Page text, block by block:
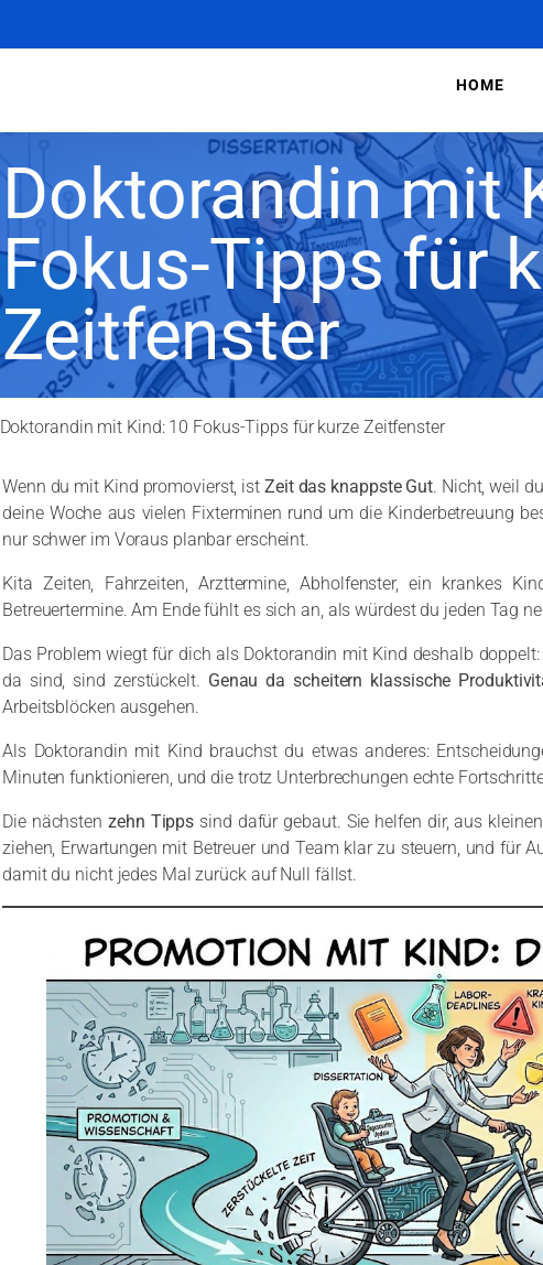
HOME
Doktorandin mit
Fokus-Tipps für
Zeitfenster
Doktorandin mit Kind: 10 Fokus-Tipps für kurze Zeitfenster
Wenn du mit Kind promovierst, istZeit das knappste Gut. Nicht, weil
deine Woche aus vielen Fixterminen rund um die Kinderbetreuung
nur schwer im Voraus planbar erscheint.
Kita Zeiten, Fahrzeiten, Arzttermine, Abholfenster, ein krankes
Betreuertermine. Am Ende fühlt es sich an, als würdest du jeden Tag
Das Problem wiegt für dich als Doktorandin mit Kind deshalb
da sind, sind zerstückelt. Genau da scheitern klassische
Arbeitsblöcken ausgehen.
Als Doktorandin mit Kind brauchst du etwas anderes:
Minuten funktionieren, und die trotz Unterbrechungen echte
Die nächsten zehn Tipps sind dafür gebaut. Sie helfen dir, aus
ziehen, Erwartungen mit Betreuer und Team klar zu steuern, und für
damit du nicht jedes Mal zurück auf Null fällst.